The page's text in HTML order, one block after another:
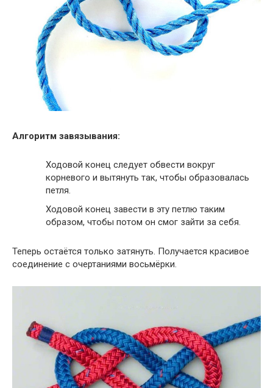
Алгоритм завязывания:
Ходовой конец следует обвести вокруг
корневого и вытянуть так, чтобы образовалась
петля.
Ходовой конец завести в эту петлю таким
образом, чтобы потом он смог зайти за себя.
Теперь остаётся только затянуть. Получается красивое
соединение с очертаниями восьмёрки.